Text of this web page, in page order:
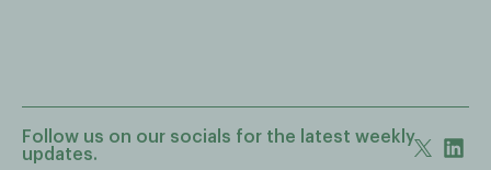
Follow us on our socials for the latest weekly
updates.